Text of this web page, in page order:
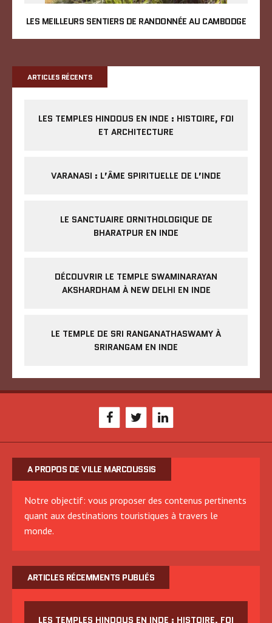
LES MEILLEURS SENTIERS DE RANDONNÉE AU CAMBODGE
ARTICLES RÉCENTS
LES TEMPLES HINDOUS EN INDE : HISTOIRE, FOI
ET ARCHITECTURE
VARANASI : L’ÂME SPIRITUELLE DE L’INDE
LE SANCTUAIRE ORNITHOLOGIQUE DE
BHARATPUR EN INDE
DÉCOUVRIR LE TEMPLE SWAMINARAYAN
AKSHARDHAM À NEW DELHI EN INDE
LE TEMPLE DE SRI RANGANATHASWAMY À
SRIRANGAM EN INDE
A PROPOS DE VILLE MARCOUSSIS
Notre objectif: vous proposer des contenus pertinents
quant aux destinations touristiques à travers le
monde.
ARTICLES RÉCEMMENTS PUBLIÉS
LES TEMPLES HINDOUS EN INDE : HISTOIRE, FOI